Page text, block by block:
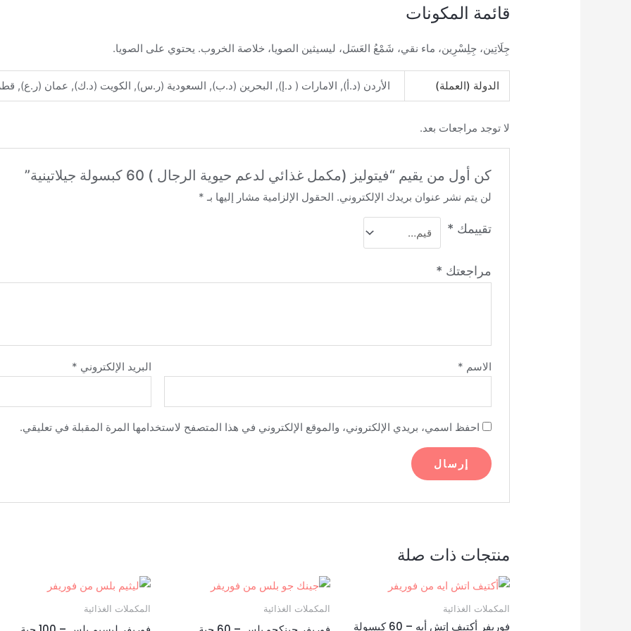
قائمة المكونات
جِلَاتِين، جِلِسْرِين، ماء نقي، شَمْعُ العَسَل، ليسيثين الصويا، خلاصة الخروب. يحتوي على الصويا.
الدولة (العملة) الأردن (د.أ), الامارات ( د.إ), البحرين (د.ب), السعودية (ر.س), الكويت (د.ك), عمان (ر.ع),
لا توجد مراجعات بعد.
كن أول من يقيم “فيتوليز (مكمل غذائي لدعم حيوية الرجال ) 60 كبسولة جيلاتينية”
لن يتم نشر عنوان بريدك الإلكتروني. الحقول الإلزامية مشار إليها بـ *
تقييمك *
مراجعتك *
الاسم * البريد الإلكتروني *
احفظ اسمي، بريدي الإلكتروني، والموقع الإلكتروني في هذا المتصفح لاستخدامها المرة المقبلة في تعليقي.
منتجات ذات صلة
المكملات الغذائية
فوريفر أكتيف إتش أيه – 60 كبسولة
المكملات الغذائية المكملات الغذائية